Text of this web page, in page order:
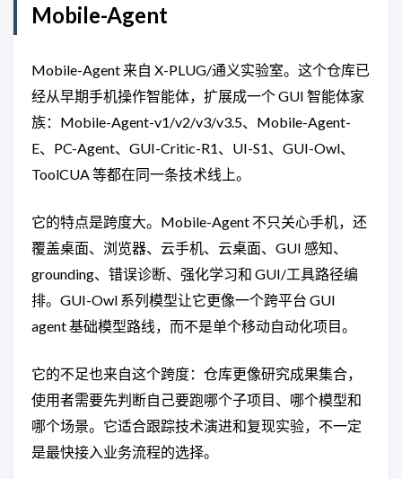
Mobile-Agent
Mobile-Agent 来自 X-PLUG/通义实验室。这个仓库已
经从早期手机操作智能体，扩展成一个 GUI 智能体家
族：Mobile-Agent-v1/v2/v3/v3.5、Mobile-Agent-
E、PC-Agent、GUI-Critic-R1、UI-S1、GUI-Owl、
ToolCUA 等都在同一条技术线上。
它的特点是跨度大。Mobile-Agent 不只关心手机，还
覆盖桌面、浏览器、云手机、云桌面、GUI 感知、
grounding、错误诊断、强化学习和 GUI/工具路径编
排。GUI-Owl 系列模型让它更像一个跨平台 GUI
agent 基础模型路线，而不是单个移动自动化项目。
它的不足也来自这个跨度：仓库更像研究成果集合，
使用者需要先判断自己要跑哪个子项目、哪个模型和
哪个场景。它适合跟踪技术演进和复现实验，不一定
是最快接入业务流程的选择。